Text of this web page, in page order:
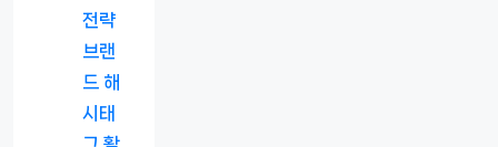
전략
브랜
드 해
시태